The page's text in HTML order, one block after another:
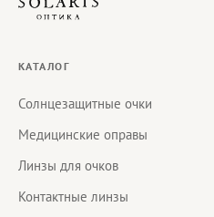
КАТАЛОГ
Солнцезащитные очки
Медицинские оправы
Линзы для очков
Контактные линзы